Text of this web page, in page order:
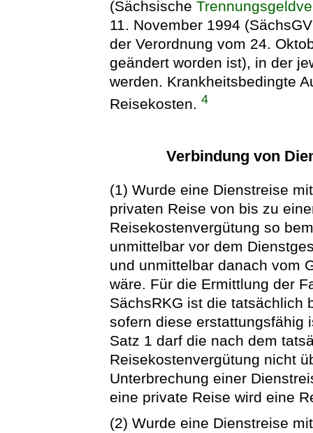
(Sächsische
11. November 1994
der Verordnung vom 24.
geändert worden ist), in der
werden. Krankheitsbedingte
Reisekosten.4
Verbindung von
(1) Wurde eine Dienstreise
privaten Reise von bis zu
Reisekostenvergütung so
unmittelbar vor dem
und unmittelbar danach vom
wäre. Für die Ermittlung der
SächsRKG ist die tatsächlich
sofern diese erstattungsfähig
Satz 1 darf die nach dem
Reisekostenvergütung nicht
Unterbrechung einer
eine private Reise wird eine
(2) Wurde eine Dienstreise